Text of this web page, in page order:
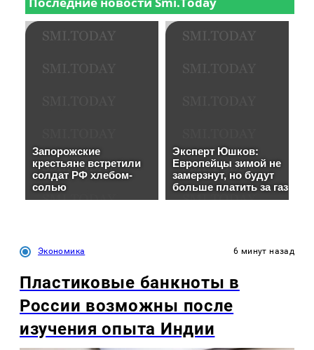
Экономика 6 минут назад
Пластиковые банкноты в
России возможны после
изучения опыта Индии